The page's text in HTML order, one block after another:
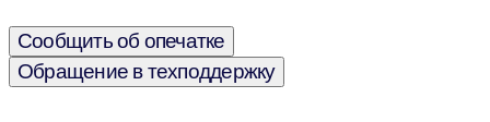
Сообщить об опечатке
Обращение в техподдержку